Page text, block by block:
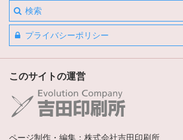
検索
プライバシーポリシー
このサイトの運営
ページ制作・編集：株式会社吉田印刷所